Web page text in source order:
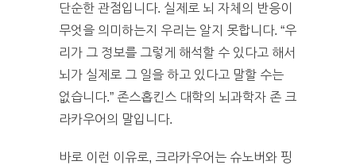
단순한 관점입니다. 실제로 뇌 자체의 반응이
무엇을 의미하는지 우리는 알지 못합니다. “우
리가 그 정보를 그렇게 해석할 수 있다고 해서
뇌가 실제로 그 일을 하고 있다고 말할 수는
없습니다.” 존스홉킨스 대학의 뇌과학자 존 크
라카우어의 말입니다.
바로 이런 이유로, 크라카우어는 슈노버와 핑